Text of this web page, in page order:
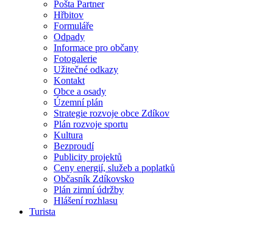
Pošta Partner
Hřbitov
Formuláře
Odpady
Informace pro občany
Fotogalerie
Užitečné odkazy
Kontakt
Obce a osady
Územní plán
Strategie rozvoje obce Zdíkov
Plán rozvoje sportu
Kultura
Bezproudí
Publicity projektů
Ceny energií, služeb a poplatků
Občasník Zdíkovsko
Plán zimní údržby
Hlášení rozhlasu
Turista